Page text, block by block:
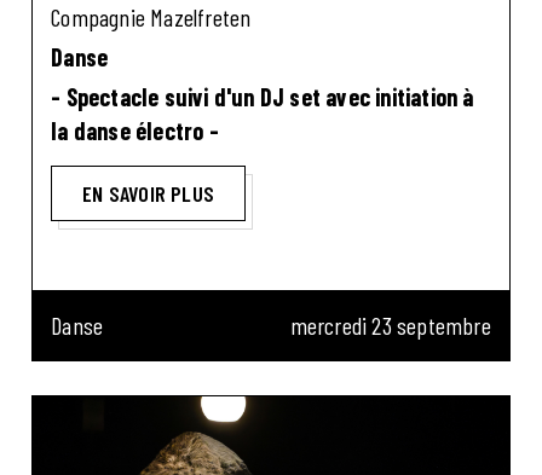
Compagnie Mazelfreten
Danse
- Spectacle suivi d'un DJ set avec initiation à
la danse électro -
EN SAVOIR PLUS
Danse mercredi 23 septembre